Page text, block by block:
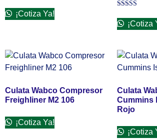
¡Cotiza Ya!
en
3.00¡Cotiza
Culata Wabco Compresor
Freighliner M2 106
¡Cotiza Ya!
Culata
Cummins
Rojo
¡Cotiza